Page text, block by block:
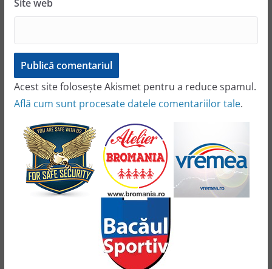
Site web
Acest site folosește Akismet pentru a reduce spamul.
Află cum sunt procesate datele comentariilor tale.